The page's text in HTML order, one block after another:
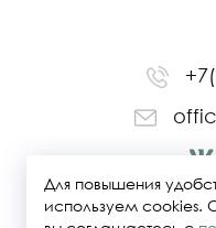
Для повышения
используем cookies.